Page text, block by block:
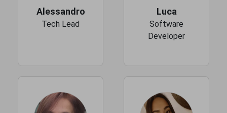
Alessandro
Tech Lead
Luca
Software
Developer